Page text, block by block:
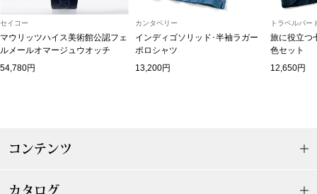
アクセサリー
ン雑貨
シューズ
セイコー
マウリッツハイス美術館公認フェ
ルメールオマージュウオッチ
54,780円
カンタベリー
インディゴソリッド･半袖ラガー
ポロシャツ
13,200円
トラベルパー
旅に役立つ
色セット
12,650円
コンテンツ
カタログ